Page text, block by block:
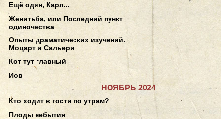
Ещё один, Карл...
Женитьба, или Последний пункт
одиночества
Опыты драматических изучений.
Моцарт и Сальери
Кот тут главный
Иов
НОЯБРЬ 2024
Кто ходит в гости по утрам?
Плоды небытия